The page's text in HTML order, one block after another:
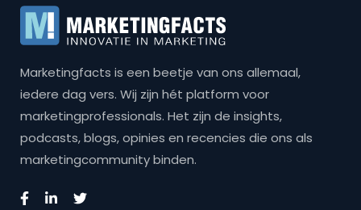
Marketingfacts is een beetje van ons allemaal,
iedere dag vers. Wij zijn hét platform voor
marketingprofessionals. Het zijn de insights,
podcasts, blogs, opinies en recencies die ons als
marketingcommunity binden.